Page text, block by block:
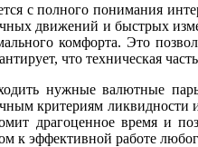
с полного понимания
движений и быстрых
комфорта. Это
что техническая
нужные валютные
критериям ликвидности
драгоценное время и
к эффективной работе